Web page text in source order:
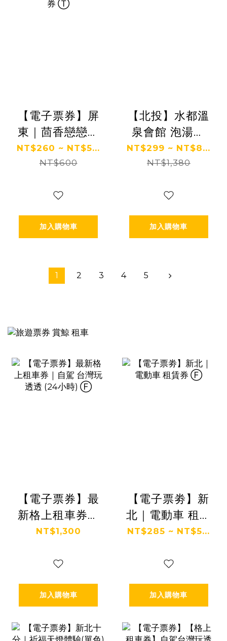
【電子票券】屏
東｜茴香戀戀溫
泉會館 泡湯券
Ⓣ
NT$260 ~ NT$5...
NT$600
加入購物車
【北投】水都溫
泉會館 泡湯券
Ⓗ
NT$299 ~ NT$8...
NT$1,380
加入購物車
1 2 3 4 5
【電子票券】最
新格上租車券｜
自駕 台灣玩透透
NT$1,300
加入購物車
【電子票劵】新
北｜電動車 租賃
券 Ⓕ
NT$285 ~ NT$5...
加入購物車